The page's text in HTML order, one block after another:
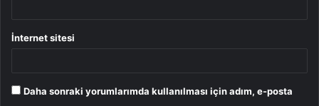
İnternet sitesi
Daha sonraki yorumlarımda kullanılması için adım, e-posta